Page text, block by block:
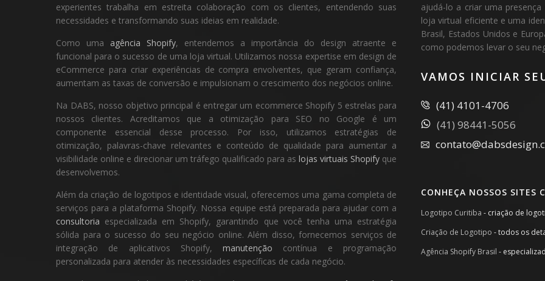
experientes trabalha em estreita colaboração com os clientes, entendendo suas
necessidades e transformando suas ideias em realidade.
Como uma agência Shopify, entendemos a importância do design atraente e
funcional para o sucesso de uma loja virtual. Utilizamos nossa expertise em design de
eCommerce para criar experiências de compra envolventes, que geram confiança,
aumentam as taxas de conversão e impulsionam o crescimento dos negócios online.
Na DABS, nosso objetivo principal é entregar um ecommerce Shopify 5 estrelas para
nossos clientes. Acreditamos que a otimização para SEO no Google é um
componente essencial desse processo. Por isso, utilizamos estratégias de
otimização, palavras-chave relevantes e conteúdo de qualidade para aumentar a
visibilidade online e direcionar um tráfego qualificado para as lojas virtuais Shopify que
desenvolvemos.
Além da criação de logotipos e identidade visual, oferecemos uma gama completa de
serviços para a plataforma Shopify. Nossa equipe está preparada para ajudar com a
consultoria especializada em Shopify, garantindo que você tenha uma estratégia
sólida para o sucesso do seu negócio online. Além disso, fornecemos serviços de
integração de aplicativos Shopify,manutenção contínua e programação
personalizada para atender às necessidades específicas de cada negócio.
ajudá-lo a criar uma
loja virtual eficiente e uma
Brasil, Estados Unidos e
como podemos levar o seu
VAMOS INICIAR
(41) 4101-4706
(41) 98441-5056
CONHEÇA NOSSOS SITES
Logotipo Curitiba - criação de
Criação de Logotipo - todos os
Agência Shopify Brasil -